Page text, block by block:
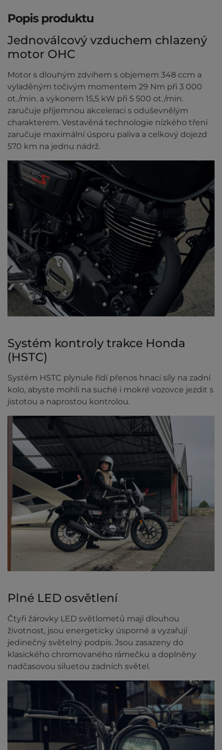
Popis produktu
Jednoválcový vzduchem chlazený
motor OHC
Motor s dlouhým zdvihem s objemem 348 ccm a
vyladěným točivým momentem 29 Nm při 3 000
ot./min. a výkonem 15,5 kW při 5 500 ot./min.
zaručuje příjemnou akceleraci s oduševnělým
charakterem. Vestavěná technologie nízkého tření
zaručuje maximální úsporu paliva a celkový dojezd
570 km na jednu nádrž.
Systém kontroly trakce Honda
(HSTC)
Systém HSTC plynule řídí přenos hnací síly na zadní
kolo, abyste mohli na suché i mokré vozovce jezdit s
jistotou a naprostou kontrolou.
Plné LED osvětlení
Čtyři žárovky LED světlometů mají dlouhou
životnost, jsou energeticky úsporné a vyzařují
jedinečný světelný podpis. Jsou zasazeny do
klasického chromovaného rámečku a doplněny
nadčasovou siluetou zadních světel.